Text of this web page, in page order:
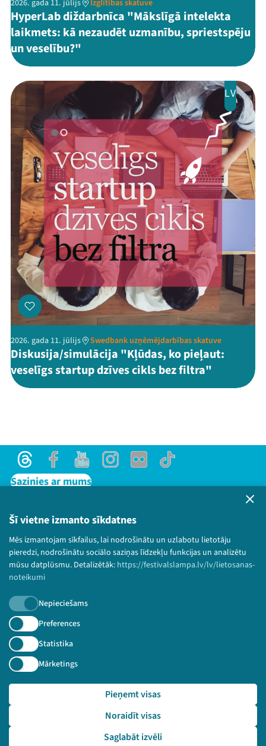
Šī vietne izmanto sīkdatnes
Mēs izmantojam sīkfailus, lai nodrošinātu un uzlabotu lietotāju
pieredzi, nodrošinātu sociālo saziņas līdzekļu funkcijas un analizētu
mūsu datplūsmu. Detalizētāk: https://festivalslampa.lv/lv/lietosanas-
noteikumi
Nepieciešams
Preferences
Statistika
Mārketings
Saglabāt izvēli
Noraidīt visas
Pieņemt visas
2026. gada 11. jūlijs Izglītības skatuve
HyperLab diždarbnīca "Mākslīgā intelekta
laikmets: kā nezaudēt uzmanību, spriestspēju
un veselību?"
LV
2026. gada 11. jūlijs Swedbank uzņēmējdarbības skatuve
Diskusija/simulācija "Kļūdas, ko pieļaut:
veselīgs startup dzīves cikls bez filtra"
ThreadsFacebookYoutubeInstagram
Flick TikTok
Sazinies ar mums
Lietošanas noteikumi un sīkdatņu politika
Bērnu aizsardzības politika
© 2026 Sarunu festivāls LAMPA Visas tiesības
paturētas.
Piesakies jaunumiem!
Nepalaid garām aktuālāko informāciju!
Pieteikties